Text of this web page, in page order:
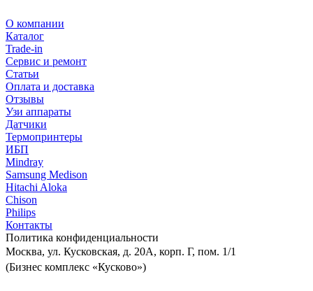
О компании
Каталог
Trade-in
Сервис и ремонт
Статьи
Оплата и доставка
Отзывы
Узи аппараты
Датчики
Термопринтеры
ИБП
Mindray
Samsung Medison
Hitachi Aloka
Сhison
Philips
Контакты
Политика конфиденциальности
Москва, ул. Кусковская, д. 20А, корп. Г, пом. 1/1
(Бизнес комплекс «Кусково»)